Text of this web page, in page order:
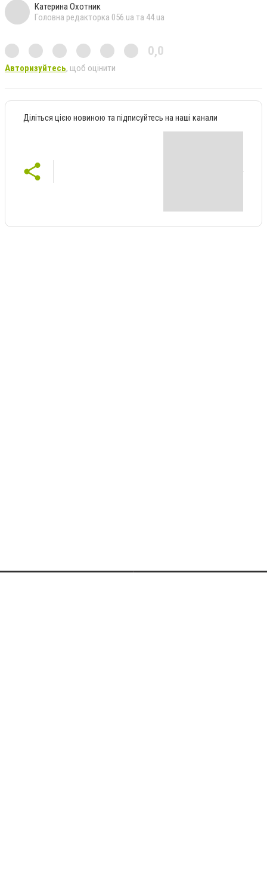
Катерина Охотник
Головна редакторка 056.ua та 44.ua
0,0
Авторизуйтесь, щоб оцінити
Діліться цією новиною та підписуйтесь на наші канали